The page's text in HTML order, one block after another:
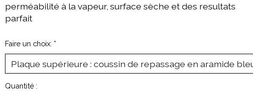
perméabilité à la vapeur, surface sèche et des resultats
parfait
Faire un choix: *
Quantité :